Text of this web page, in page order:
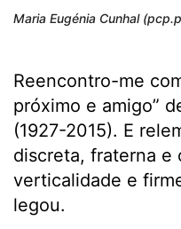
Maria Eugénia Cunhal
Reencontro-me
próximo e amigo”
(1927-2015). E
discreta, fraterna e
verticalidade e
legou.